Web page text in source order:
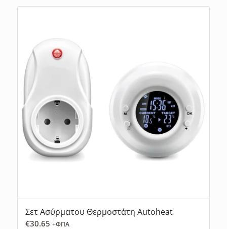
Σετ Ασύρματου Θερμοστάτη Autoheat
€30.65 +ΦΠΑ